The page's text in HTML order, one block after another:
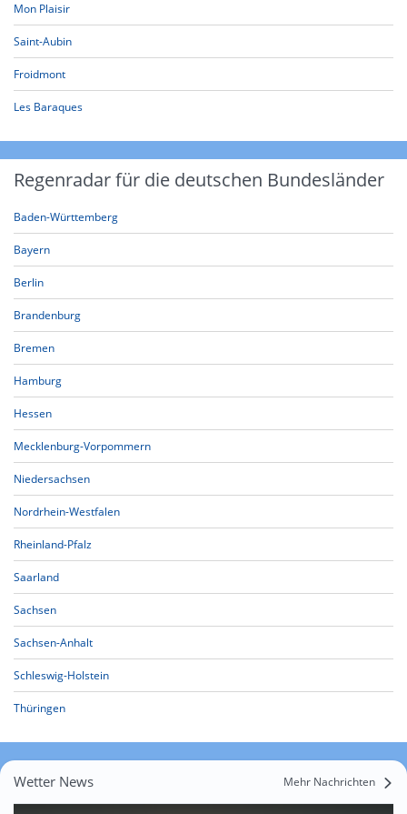
Mon Plaisir
Saint-Aubin
Froidmont
Les Baraques
Regenradar für die deutschen Bundesländer
Baden-Württemberg
Bayern
Berlin
Brandenburg
Bremen
Hamburg
Hessen
Mecklenburg-Vorpommern
Niedersachsen
Nordrhein-Westfalen
Rheinland-Pfalz
Saarland
Sachsen
Sachsen-Anhalt
Schleswig-Holstein
Thüringen
Wetter News Mehr Nachrichten